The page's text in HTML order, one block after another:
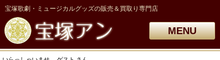
宝塚歌劇・ミュージカルグッズの販売＆買取り専門店
MENU